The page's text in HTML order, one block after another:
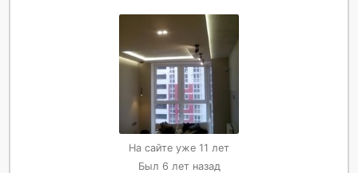
На сайте уже 11 лет
Был 6 лет назад